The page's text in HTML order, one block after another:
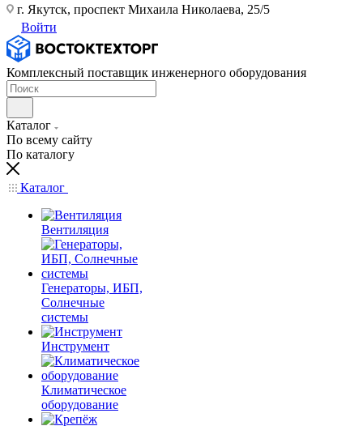
г. Якутск, проспект Михаила Николаева, 25/5
Войти
Комплексный поставщик инженерного оборудования
Каталог
По всему сайту
По каталогу
Каталог
Вентиляция
Генераторы, ИБП,
Солнечные
системы
Инструмент
Климатическое
оборудование